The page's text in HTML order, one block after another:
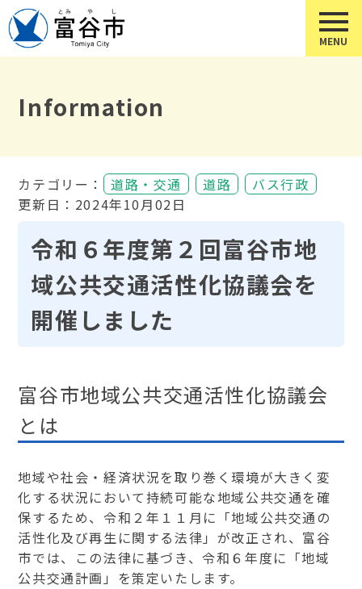
Information
カテゴリー： 道路・交通 道路
バス行政
更新日：2024年10月02日
令和６年度第２回富谷市地
域公共交通活性化協議会を
開催しました
富谷市地域公共交通活性化協議会
とは
地域や社会・経済状況を取り巻く環境が大きく変
化する状況において持続可能な地域公共交通を確
保するため、令和２年１１月に「地域公共交通の
活性化及び再生に関する法律」が改正され、富谷
市では、この法律に基づき、令和６年度に「地域
公共交通計画」を策定いたします。